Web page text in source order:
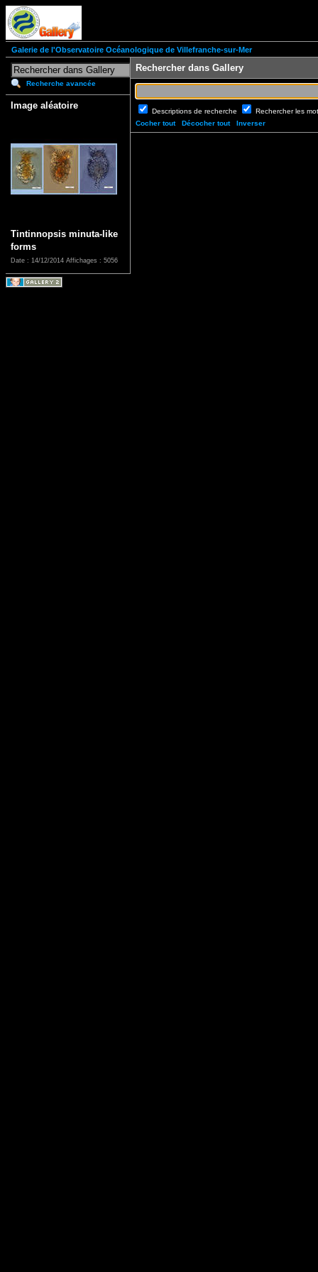
Galerie de l'Observatoire Océanologique de Villefranche-sur-Mer
Recherche avancée
Image aléatoire
Tintinnopsis minuta-like
forms
Date : 14/12/2014 Affichages : 5056
Rechercher dans Gallery
Descriptions de recherche
Rechercher les
Cocher tout
Décocher tout Inverser